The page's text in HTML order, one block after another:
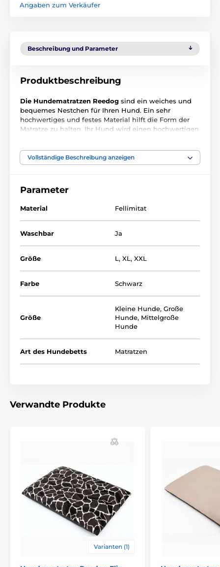
Angaben zum Verkäufer
Beschreibung und Parameter
Produktbeschreibung
Die Hundematratzen Reedog sind ein weiches und
bequemes Nestchen für Ihren Hund. Ein sehr
hochwertiges und festes Material hilft die Form der
Matratze zu halten. Ihr Hund wird einen hochwertigen
Luxusmatratze Reedog in der Elis Black Sheep-
Ausführung. Der abnehmbare Bezug hilft Ihnen de
Die richtige Matratze für Ihren Hund auszuwählen hilf
Ihnen folgene Tabelle. (*Unsere Matratzen Reedog
Vorteile
hochwertiges und festes Material
Luxusdesign
Vollständige Beschreibung anzeigen
Parameter
Material Fellimitat
Waschbar Ja
Größe L, XL, XXL
Farbe Schwarz
Größe
Kleine Hunde, Große
Hunde, Mittelgroße
Hunde
Art des Hundebetts Matratzen
Verwandte Produkte
Varianten (1)